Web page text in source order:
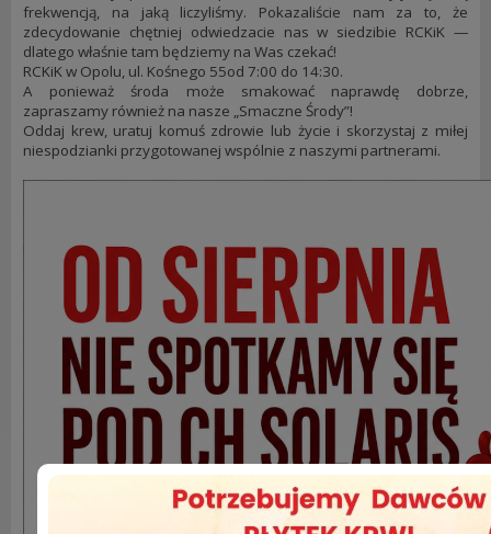
frekwencją, na jaką liczyliśmy. Pokazaliście nam za to, że
zdecydowanie chętniej odwiedzacie nas w siedzibie RCKiK —
dlatego właśnie tam będziemy na Was czekać!
RCKiK w Opolu, ul. Kośnego 55od 7:00 do 14:30.
A ponieważ środa może smakować naprawdę dobrze,
zapraszamy również na nasze „Smaczne Środy”!
Oddaj krew, uratuj komuś zdrowie lub życie i skorzystaj z miłej
niespodzianki przygotowanej wspólnie z naszymi partnerami.